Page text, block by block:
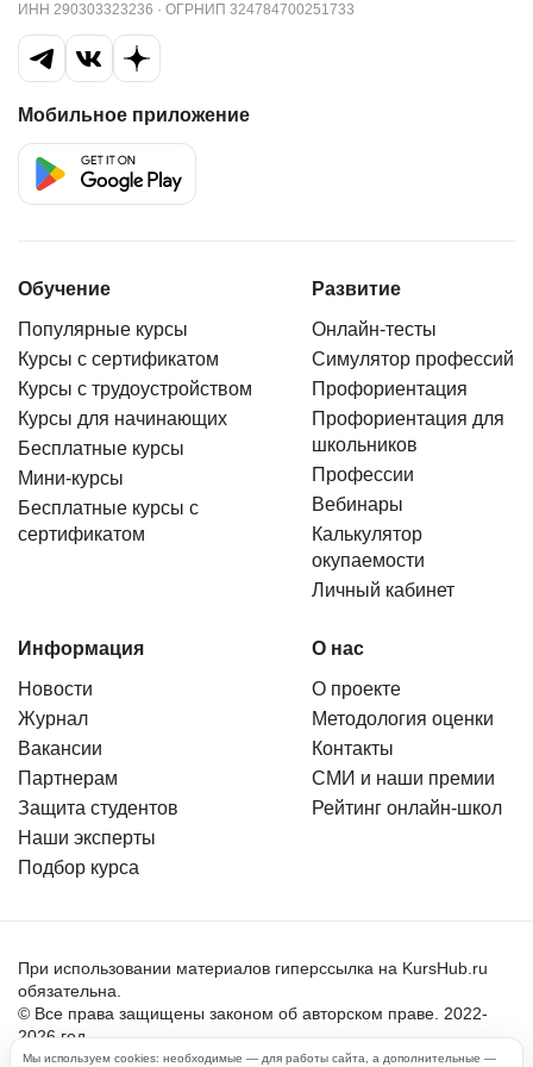
плохо не отвечают, всегда приятно и доброе
общение. Круто, что есть возможность изучать
предмет в такой комфортной обстановке!
ИНН 290303323236 · ОГРНИП 324784700251733
Мобильное приложение
Обучение
Популярные курсы
Курсы с сертификатом
Курсы с трудоустройством
Курсы для начинающих
Бесплатные курсы
Мини-курсы
Бесплатные курсы с
сертификатом
Развитие
Онлайн-тесты
Симулятор профессий
Профориентация
Профориентация для
школьников
Профессии
Вебинары
Калькулятор
окупаемости
Личный кабинет
Информация
Новости
Журнал
Вакансии
Партнерам
Защита студентов
Наши эксперты
Подбор курса
О нас
О проекте
Методология оценки
Контакты
СМИ и наши премии
Рейтинг онлайн-школ
При использовании материалов гиперссылка на KursHub.ru
обязательна.
© Все права защищены законом об авторском праве. 2022-
2026 год.
Мы используем cookies: необходимые — для работы сайта, а дополнительные —